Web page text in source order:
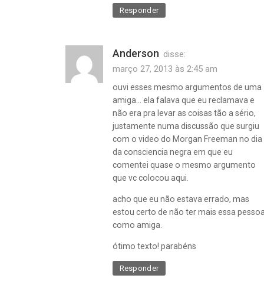
Responder
Anderson disse:
março 27, 2013 às 2:45 am
ouvi esses mesmo argumentos de uma
amiga… ela falava que eu reclamava e
não era pra levar as coisas tão a sério,
justamente numa discussão que surgiu
com o video do Morgan Freeman no dia
da consciencia negra em que eu
comentei quase o mesmo argumento
que vc colocou aqui.
acho que eu não estava errado, mas
estou certo de não ter mais essa
como amiga.
ótimo texto! parabéns
Responder